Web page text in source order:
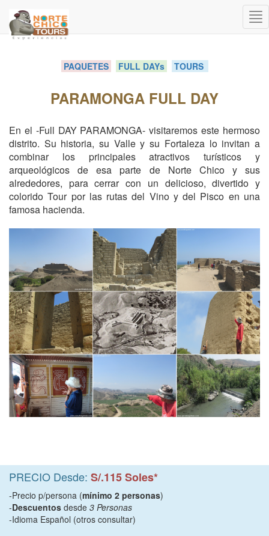
PAQUETES FULL DAYs TOURS
PARAMONGA FULL DAY
En el -Full DAY PARAMONGA- visitaremos este hermoso
distrito. Su historia, su Valle y su Fortaleza lo invitan a
combinar los principales atractivos turísticos y
arqueológicos de esa parte de Norte Chico y sus
alrededores, para cerrar con un delicioso, divertido y
colorido Tour por las rutas del Vino y del Pisco en una
famosa hacienda.
PRECIO Desde: S/.115 Soles*
-Precio p/persona (mínimo 2 personas)
-Descuentos desde 3 Personas
-Idioma Español (otros consultar)